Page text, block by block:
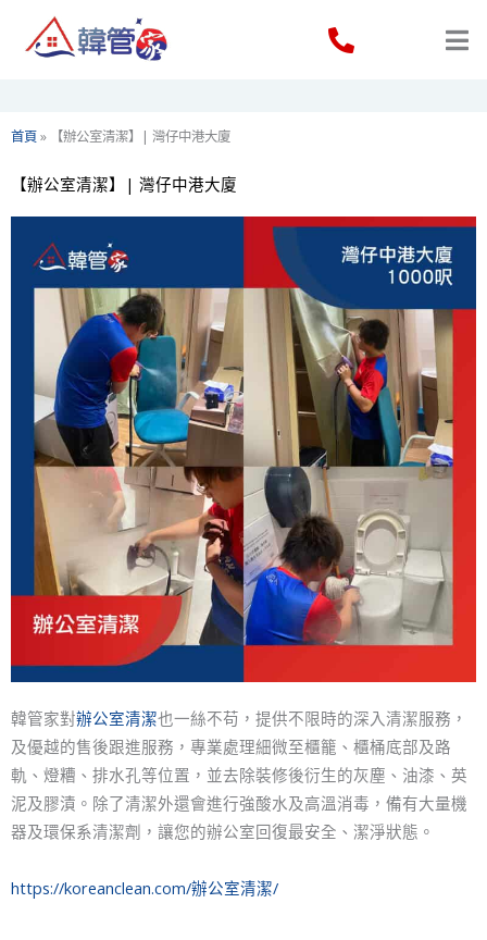
首頁» 【辦公室清潔】| 灣仔中港大廈
【辦公室清潔】| 灣仔中港大廈
韓管家對辦公室清潔也一絲不苟，提供不限時的深入清潔服務，
及優越的售後跟進服務，專業處理細微至櫃籠、櫃桶底部及路
軌、燈糟、排水孔等位置，並去除裝修後衍生的灰塵、油漆、英
泥及膠漬。除了清潔外還會進行強酸水及高溫消毒，備有大量機
器及環保系清潔劑，讓您的辦公室回復最安全、潔淨狀態。
https://koreanclean.com/辦公室清潔/